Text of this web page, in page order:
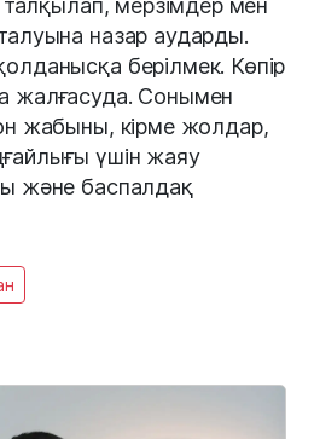
талқылап, мерзімдер мен
назар аударды.
берілмек. Көпір
жалғасуда. Сонымен
жабыны, кірме жолдар,
үшін жаяу
және баспалдақ